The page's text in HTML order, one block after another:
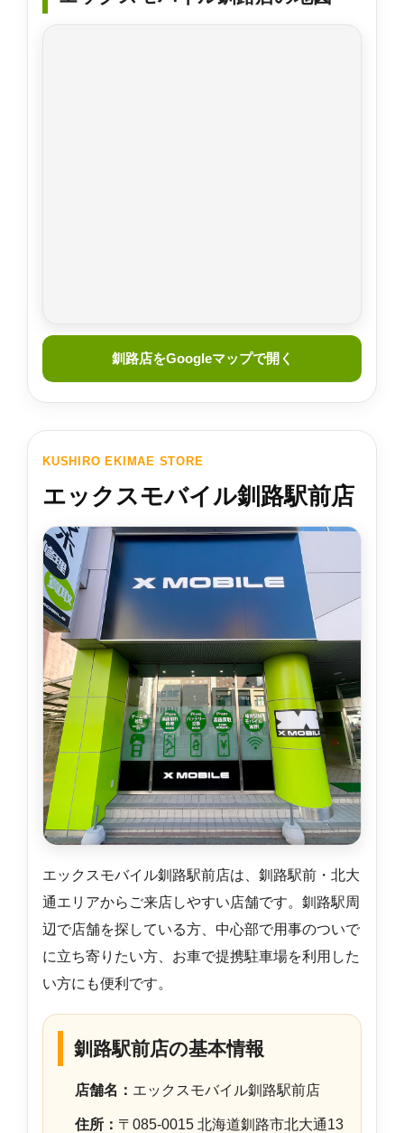
釧路店をGoogleマップで開く
KUSHIRO EKIMAE STORE
エックスモバイル釧路駅前店
エックスモバイル釧路駅前店は、釧路駅前・北大
通エリアからご来店しやすい店舗です。釧路駅周
辺で店舗を探している方、中心部で用事のついで
に立ち寄りたい方、お車で提携駐車場を利用した
い方にも便利です。
釧路駅前店の基本情報
店舗名： エックスモバイル釧路駅前店
住所： 〒085-0015 北海道釧路市北大通13